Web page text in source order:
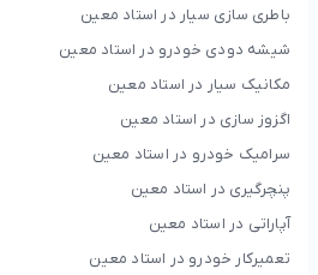
باطری سازی سیار در استاد معین
شیشه دودی خودرو در استاد معین
مکانیک سیار در استاد معین
اگزوز سازی در استاد معین
سرامیک خودرو در استاد معین
پنچرگیری در استاد معین
آپاراتی در استاد معین
تعمیرکار خودرو در استاد معین